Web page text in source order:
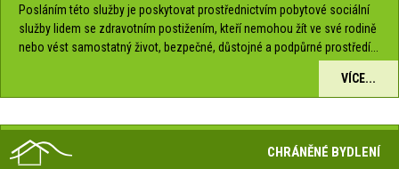
Posláním této služby je poskytovat prostřednictvím pobytové sociální
služby lidem se zdravotním postižením, kteří nemohou žít ve své rodině
nebo vést samostatný život, bezpečné, důstojné a podpůrné prostředí...
VÍCE...
CHRÁNĚNÉ BYDLENÍ